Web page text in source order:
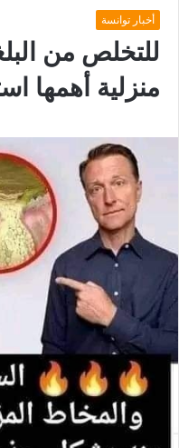
أخبار توانسة
منزلية أهمها